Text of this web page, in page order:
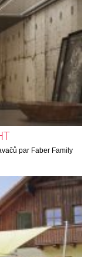
par Faber Family